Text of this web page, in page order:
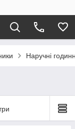
Наручні